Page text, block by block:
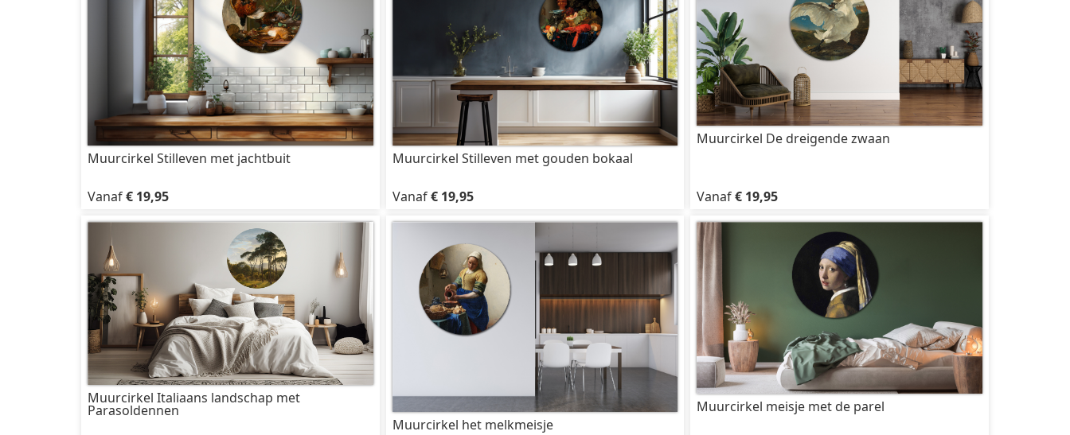
Muurcirkel Stilleven met jachtbuit
Vanaf€ 19,95
Muurcirkel Stilleven met gouden bokaal
Vanaf€ 19,95
Muurcirkel De dreigende zwaan
Vanaf€ 19,95
Muurcirkel Italiaans landschap met
Parasoldennen
Muurcirkel het melkmeisje
Muurcirkel meisje met de parel